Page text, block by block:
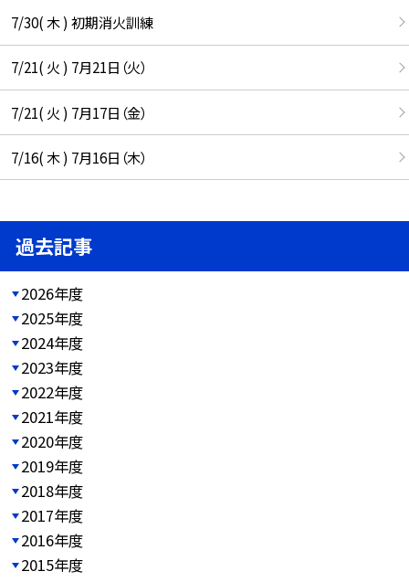
7/30( 木 ) 初期消火訓練
7/21( 火 ) 7月21日（火）
7/21( 火 ) 7月17日（金）
7/16( 木 ) 7月16日（木）
過去記事
2026年度
2025年度
2024年度
2023年度
2022年度
2021年度
2020年度
2019年度
2018年度
2017年度
2016年度
2015年度